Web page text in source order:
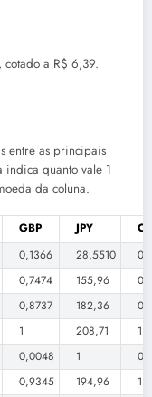
cotado a R$ 6,39.
entre as principais
indica quanto vale 1
da coluna.
GBP JPY
0,1366 28,5510
0,7474 155,96
0,8737 182,36
1 208,71
0,0048 1
0,9345 194,96
1